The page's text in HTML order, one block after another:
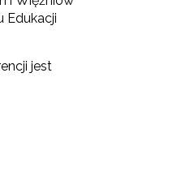
Edukacji
jest